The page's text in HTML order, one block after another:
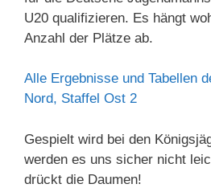
U20 qualifizieren. Es hängt
Anzahl der Plätze ab.
Alle Ergebnisse und Tabellen
Nord, Staffel Ost 2
Gespielt wird bei den
werden es uns sicher nicht
drückt die Daumen!